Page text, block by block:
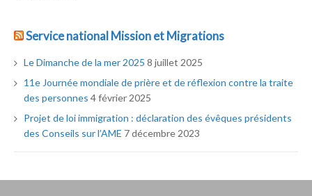
Service national Mission et Migrations
Le Dimanche de la mer 2025 8 juillet 2025
11e Journée mondiale de prière et de réflexion contre la traite
des personnes 4 février 2025
Projet de loi immigration : déclaration des évêques présidents
des Conseils sur l’AME 7 décembre 2023